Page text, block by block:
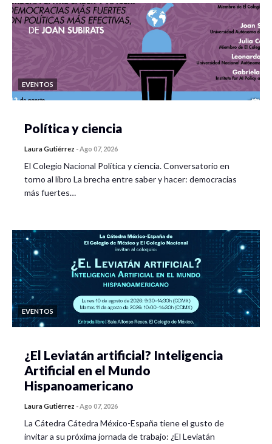
EVENTOS
Política y ciencia
Laura Gutiérrez -Ago 07, 2026
El Colegio Nacional Política y ciencia. Conversatorio en
torno al libro La brecha entre saber y hacer: democracias
más fuertes…
EVENTOS
¿El Leviatán artificial? Inteligencia
Artificial en el Mundo
Hispanoamericano
Laura Gutiérrez -Ago 07, 2026
La Cátedra Cátedra México-España tiene el gusto de
invitar a su próxima jornada de trabajo: ¿El Leviatán